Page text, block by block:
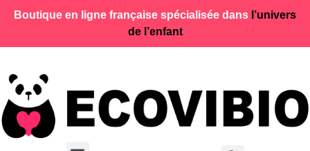
Boutique en ligne française spécialisée dans l’univers
de l’enfant